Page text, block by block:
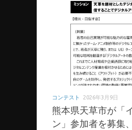
コンテスト 2026年3月9日
熊本県天草市が「
ン」参加者を募集